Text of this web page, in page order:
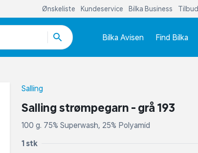
Ønskeliste Kundeservice Bilka Business Tilbud
Bilka Avisen Find Bilka
Salling
Salling strømpegarn - grå 193
100 g. 75% Superwash, 25% Polyamid
1 stk